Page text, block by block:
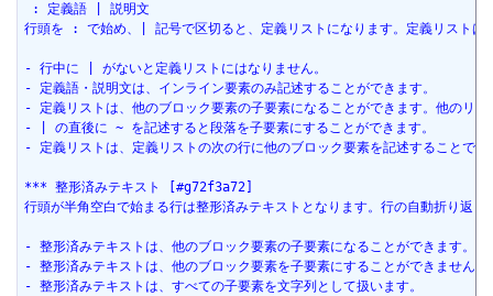
: 定義語 | 説明文
行頭を : で始め、| 記号で区切ると、定義リストになります。定義リストは
- 行中に | がないと定義リストにはなりません。
- 定義語・説明文は、インライン要素のみ記述することができます。
- 定義リストは、他のブロック要素の子要素になることができます。他のリ
- | の直後に ~ を記述すると段落を子要素にすることができます。
- 定義リストは、定義リストの次の行に他のブロック要素を記述することで
*** 整形済みテキスト [#g72f3a72]
行頭が半角空白で始まる行は整形済みテキストとなります。行の自動折り返し
- 整形済みテキストは、他のブロック要素の子要素になることができます。
- 整形済みテキストは、他のブロック要素を子要素にすることができません。
- 整形済みテキストは、すべての子要素を文字列として扱います。